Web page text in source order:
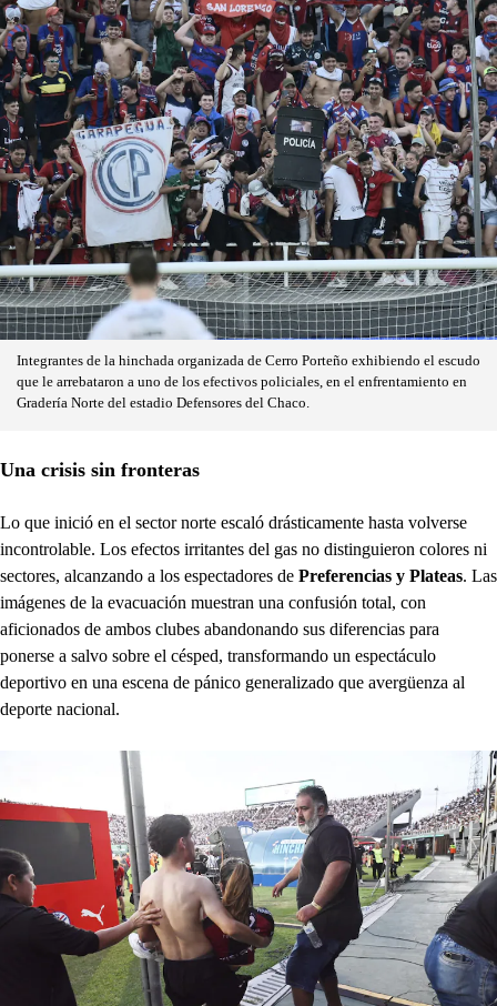
Integrantes de la hinchada organizada de Cerro Porteño exhibiendo el escudo
que le arrebataron a uno de los efectivos policiales, en el enfrentamiento en
Gradería Norte del estadio Defensores del Chaco.
Una crisis sin fronteras
Lo que inició en el sector norte escaló drásticamente hasta volverse
incontrolable. Los efectos irritantes del gas no distinguieron colores ni
sectores, alcanzando a los espectadores de Preferencias y Plateas. Las
imágenes de la evacuación muestran una confusión total, con
aficionados de ambos clubes abandonando sus diferencias para
ponerse a salvo sobre el césped, transformando un espectáculo
deportivo en una escena de pánico generalizado que avergüenza al
deporte nacional.